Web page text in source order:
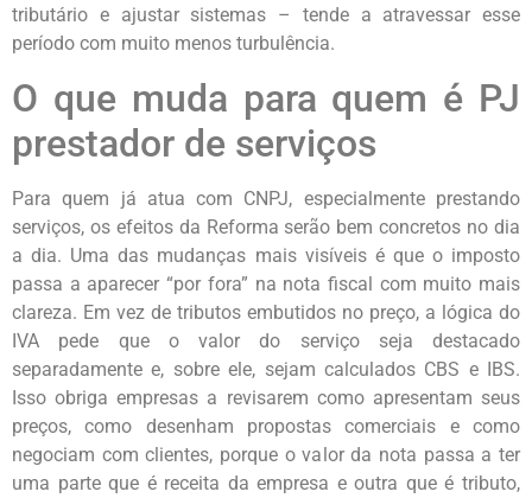
tributário e ajustar sistemas – tende a atravessar esse
período com muito menos turbulência.
O que muda para quem é PJ
prestador de serviços
Para quem já atua com CNPJ, especialmente prestando
serviços, os efeitos da Reforma serão bem concretos no dia
a dia. Uma das mudanças mais visíveis é que o imposto
passa a aparecer “por fora” na nota fiscal com muito mais
clareza. Em vez de tributos embutidos no preço, a lógica do
IVA pede que o valor do serviço seja destacado
separadamente e, sobre ele, sejam calculados CBS e IBS.
Isso obriga empresas a revisarem como apresentam seus
preços, como desenham propostas comerciais e como
negociam com clientes, porque o valor da nota passa a ter
uma parte que é receita da empresa e outra que é tributo,